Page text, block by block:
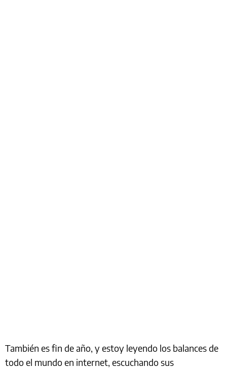
También es fin de año, y estoy leyendo los balances de
todo el mundo en internet, escuchando sus